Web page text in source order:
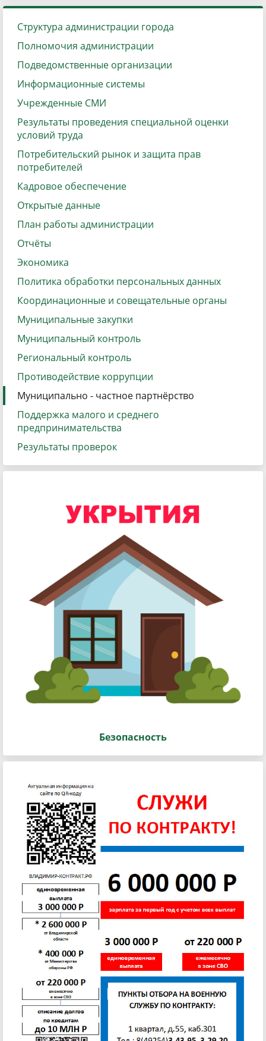
Структура администрации города
Полномочия администрации
Подведомственные организации
Информационные системы
Учрежденные СМИ
Результаты проведения специальной оценки
условий труда
Потребительский рынок и защита прав
потребителей
Кадровое обеспечение
Открытые данные
План работы администрации
Отчёты
Экономика
Политика обработки персональных данных
Координационные и совещательные органы
Муниципальные закупки
Муниципальный контроль
Региональный контроль
Противодействие коррупции
Муниципально - частное партнёрство
Поддержка малого и среднего
предпринимательства
Результаты проверок
Безопасность